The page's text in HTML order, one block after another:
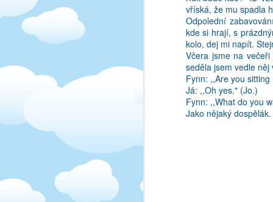
vříská, že mu spadla
Odpolední
kde si hrají, s
kolo, dej mi napít.
Včera jsme na
seděla jsem vedle
Fynn: ,,Are you
Já: ,,Oh yes." (Jo.)
Fynn: ,,What do you
Jako nějaký
nastane takovy ten "a